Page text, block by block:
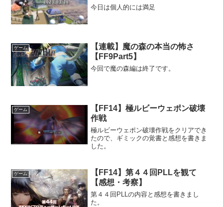
今日は個人的には満足
ゲーム
【連載】魔の森の本当の怖さ
【FF9Part5】
今回で魔の森編は終了です。
ゲーム
【FF14】極ルビーウェポン破壊
作戦
極ルビーウェポン破壊作戦をクリアでき
たので、ギミックの覚書と感想を書きま
した。
ゲーム
【FF14】第４４回PLLを観て
【感想・考察】
第４４回PLLの内容と感想を書きまし
た。